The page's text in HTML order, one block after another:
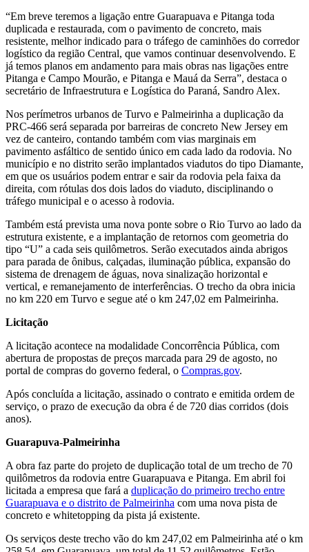
“Em breve teremos a ligação entre Guarapuava e Pitanga toda
duplicada e restaurada, com o pavimento de concreto, mais
resistente, melhor indicado para o tráfego de caminhões do corredor
logístico da região Central, que vamos continuar desenvolvendo. E
já temos planos em andamento para mais obras nas ligações entre
Pitanga e Campo Mourão, e Pitanga e Mauá da Serra”, destaca o
secretário de Infraestrutura e Logística do Paraná, Sandro Alex.
Nos perímetros urbanos de Turvo e Palmeirinha a duplicação da
PRC-466 será separada por barreiras de concreto New Jersey em
vez de canteiro, contando também com vias marginais em
pavimento asfáltico de sentido único em cada lado da rodovia. No
município e no distrito serão implantados viadutos do tipo Diamante,
em que os usuários podem entrar e sair da rodovia pela faixa da
direita, com rótulas dos dois lados do viaduto, disciplinando o
tráfego municipal e o acesso à rodovia.
Também está prevista uma nova ponte sobre o Rio Turvo ao lado da
estrutura existente, e a implantação de retornos com geometria do
tipo “U” a cada seis quilômetros. Serão executados ainda abrigos
para parada de ônibus, calçadas, iluminação pública, expansão do
sistema de drenagem de águas, nova sinalização horizontal e
vertical, e remanejamento de interferências. O trecho da obra inicia
no km 220 em Turvo e segue até o km 247,02 em Palmeirinha.
Licitação
A licitação acontece na modalidade Concorrência Pública, com
abertura de propostas de preços marcada para 29 de agosto, no
portal de compras do governo federal, o Compras.gov.
Após concluída a licitação, assinado o contrato e emitida ordem de
serviço, o prazo de execução da obra é de 720 dias corridos (dois
anos).
Guarapuva-Palmeirinha
A obra faz parte do projeto de duplicação total de um trecho de 70
quilômetros da rodovia entre Guarapuava e Pitanga. Em abril foi
licitada a empresa que fará a duplicação do primeiro trecho entre
Guarapuava e o distrito de Palmeirinha com uma nova pista de
concreto e whitetopping da pista já existente.
Os serviços deste trecho vão do km 247,02 em Palmeirinha até o km